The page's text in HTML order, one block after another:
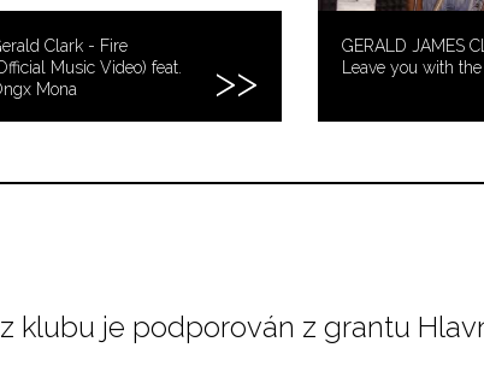
Clark - Fire
Music Video) feat.
Mona
GERALD JAMES
Leave you with
klubu je podporován z grantu